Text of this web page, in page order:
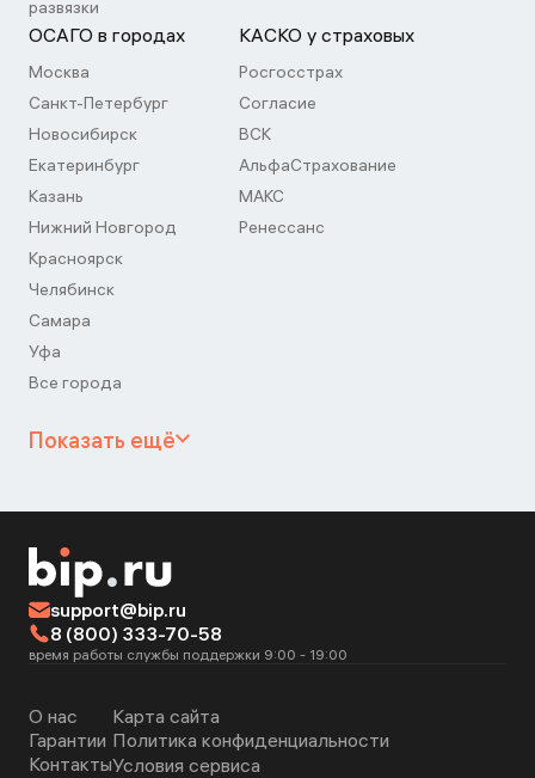
развязки
ОСАГО в городах
Москва
Санкт-Петербург
Новосибирск
Екатеринбург
Казань
Нижний Новгород
Красноярск
Челябинск
Самара
Уфа
Все города
КАСКО у страховых
Росгосстрах
Согласие
ВСК
АльфаСтрахование
МАКС
Ренессанс
Показать ещё
support@bip.ru
8 (800) 333-70-58
время работы службы поддержки 9:00 - 19:00
О нас
Гарантии
Контакты
Карта сайта
Политика конфиденциальности
Условия сервиса